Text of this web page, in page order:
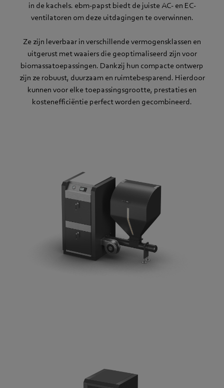
in de kachels. ebm‑papst biedt de juiste AC- en EC-
ventilatoren om deze uitdagingen te overwinnen.
Ze zijn leverbaar in verschillende vermogensklassen en
uitgerust met waaiers die geoptimaliseerd zijn voor
biomassatoepassingen. Dankzij hun compacte ontwerp
zijn ze robuust, duurzaam en ruimtebesparend. Hierdoor
kunnen voor elke toepassingsgrootte, prestaties en
kostenefficiëntie perfect worden gecombineerd.